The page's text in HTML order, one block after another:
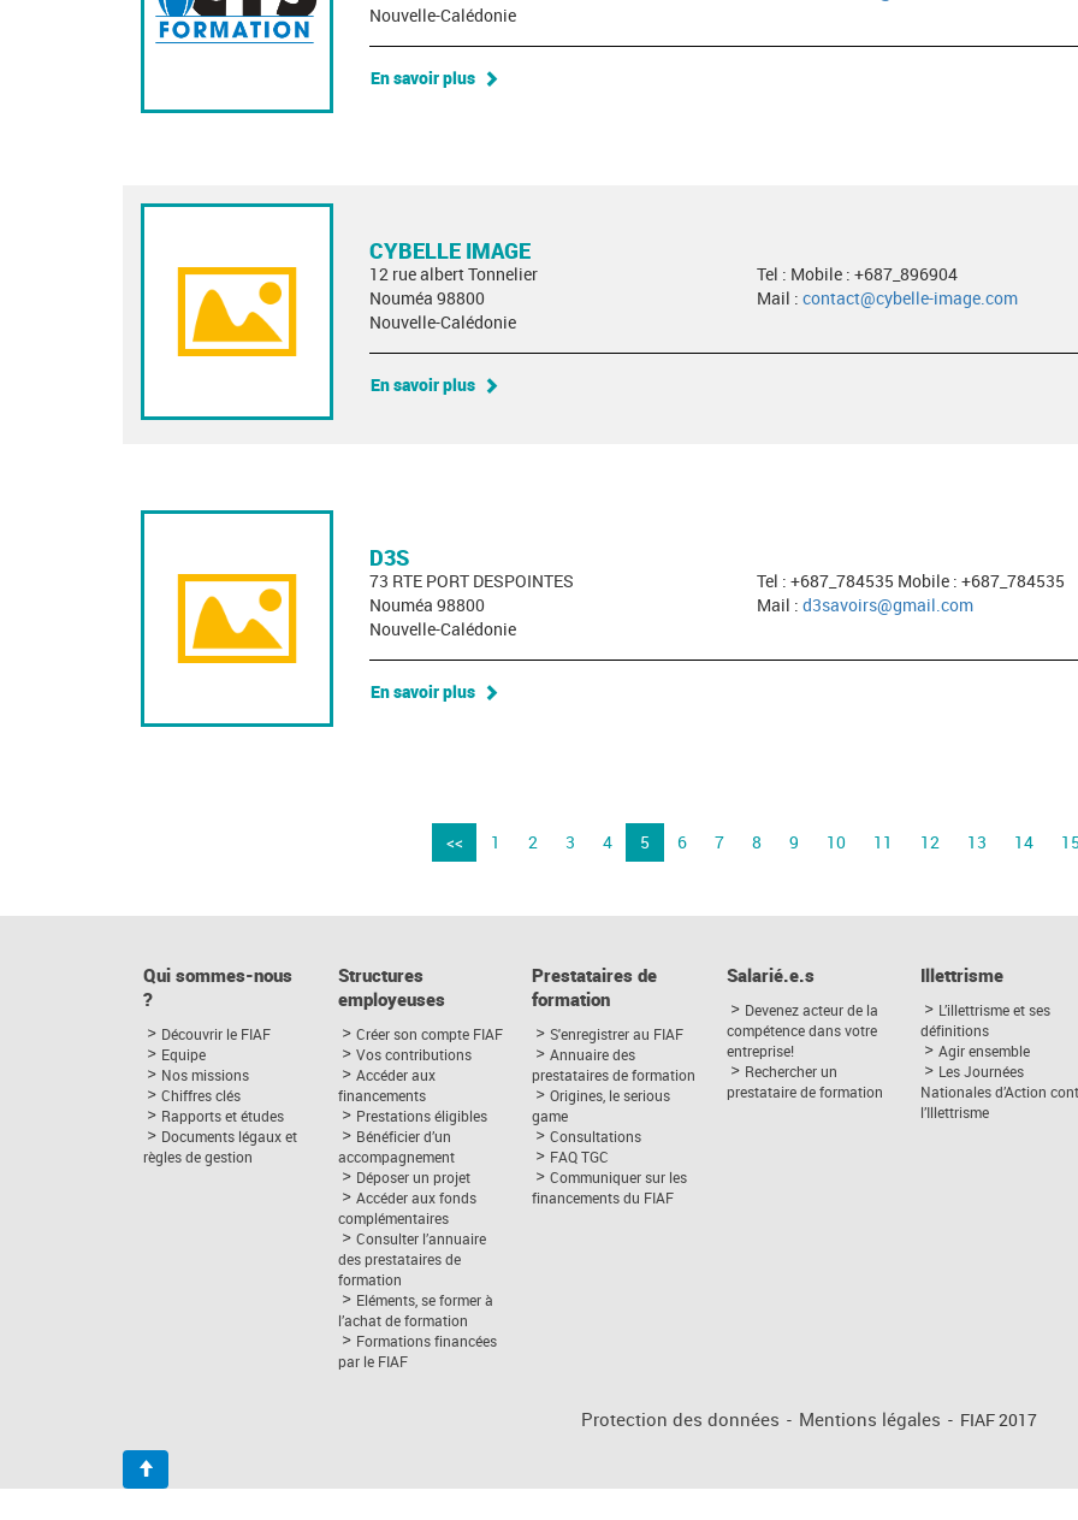
Nouvelle-Calédonie
En savoir plus
CYBELLE IMAGE
12 rue albert Tonnelier
Nouméa 98800
Nouvelle-Calédonie
Tel : Mobile : +687_896904
Mail : contact@cybelle-image.com
En savoir plus
D3S
73 RTE PORT DESPOINTES
Nouméa 98800
Nouvelle-Calédonie
Tel : +687_784535 Mobile : +687_784535
Mail : d3savoirs@gmail.com
En savoir plus
<< 1 2 3 4 5 6 7 8 9 10 11 12 13 14 15
Qui sommes-nous
?
Découvrir le FIAF
Equipe
Nos missions
Chiffres clés
Rapports et études
Documents légaux et
règles de gestion
Structures
employeuses
Créer son compte FIAF
Vos contributions
Accéder aux
financements
Prestations éligibles
Bénéficier d’un
accompagnement
Déposer un projet
Accéder aux fonds
complémentaires
Consulter l’annuaire
des prestataires de
formation
Eléments, se former à
l’achat de formation
Formations financées
par le FIAF
Prestataires de
formation
S'enregistrer au FIAF
Annuaire des
prestataires de formation
Origines, le serious
game
Consultations
FAQ TGC
Communiquer sur les
financements du FIAF
Salarié.e.s
Devenez acteur de la
compétence dans votre
entreprise!
Rechercher un
prestataire de formation
Illettrisme
L’illettrisme et ses
définitions
Agir ensemble
Les Journées
Nationales d’Action
l’Illettrisme
Protection des données - Mentions légales - FIAF 2017